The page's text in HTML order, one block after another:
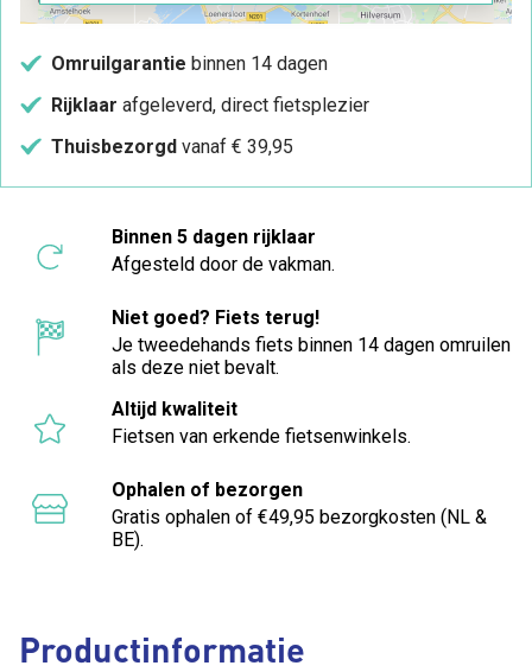
Productinformatie
Omruilgarantie binnen 14 dagen
Rijklaar afgeleverd, direct fietsplezier
Thuisbezorgd vanaf € 39,95
Binnen 5 dagen rijklaar
Afgesteld door de vakman.
Niet goed? Fiets terug!
Je tweedehands fiets binnen 14 dagen omruilen
als deze niet bevalt.
Altijd kwaliteit
Fietsen van erkende fietsenwinkels.
Ophalen of bezorgen
Gratis ophalen of €49,95 bezorgkosten (NL &
BE).